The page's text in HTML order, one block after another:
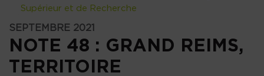
Supérieur et de Recherche
SEPTEMBRE 2021
NOTE 48 : GRAND REIMS,
TERRITOIRE